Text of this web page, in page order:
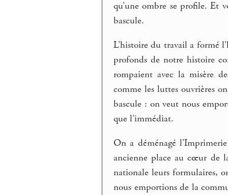
qu’une ombre se profile. Et
bascule.
L’histoire du travail a formé
profonds de notre histoire
rompaient avec la misère
comme les luttes ouvrières
bascule : on veut nous
que l’immédiat.
On a déménagé
ancienne place au cœur de
nationale leurs formulaires,
nous emportions de la